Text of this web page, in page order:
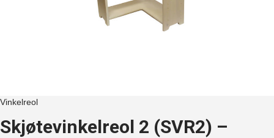
Vinkelreol
Skjøtevinkelreol 2 (SVR2) –